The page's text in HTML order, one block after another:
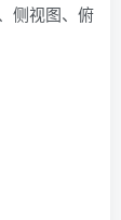
侧视图、俯